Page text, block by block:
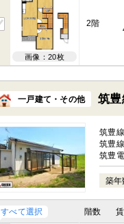
画像：20枚
2階
一戸建て・その他 筑
筑豊
筑豊
筑豊
築年
すべて選択 階数